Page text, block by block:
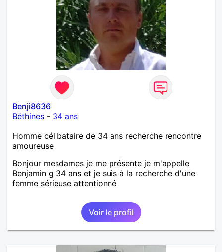
Benji8636
Béthines - 34 ans
Homme célibataire de 34 ans recherche rencontre
amoureuse
Bonjour mesdames je me présente je m'appelle
Benjamin g 34 ans et je suis à la recherche d'une
femme sérieuse attentionné
Voir le profil